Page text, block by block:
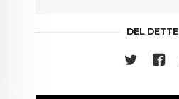
DEL DETTE